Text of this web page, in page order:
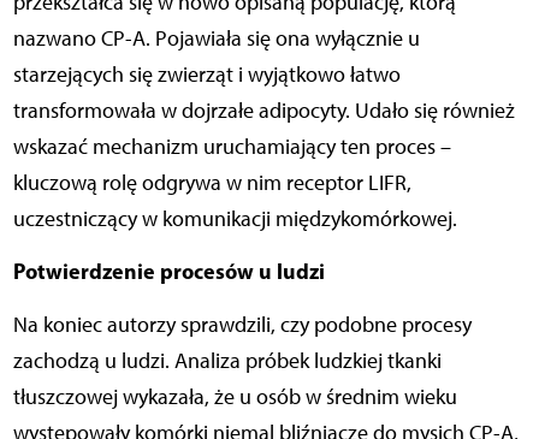
nazwano CP-A. Pojawiała się ona wyłącznie u
starzejących się zwierząt i wyjątkowo łatwo
transformowała w dojrzałe adipocyty. Udało się również
wskazać mechanizm uruchamiający ten proces –
kluczową rolę odgrywa w nim receptor LIFR,
uczestniczący w komunikacji międzykomórkowej.
Potwierdzenie procesów u ludzi
Na koniec autorzy sprawdzili, czy podobne procesy
zachodzą u ludzi. Analiza próbek ludzkiej tkanki
tłuszczowej wykazała, że u osób w średnim wieku
występowały komórki niemal bliźniacze do mysich CP-A,